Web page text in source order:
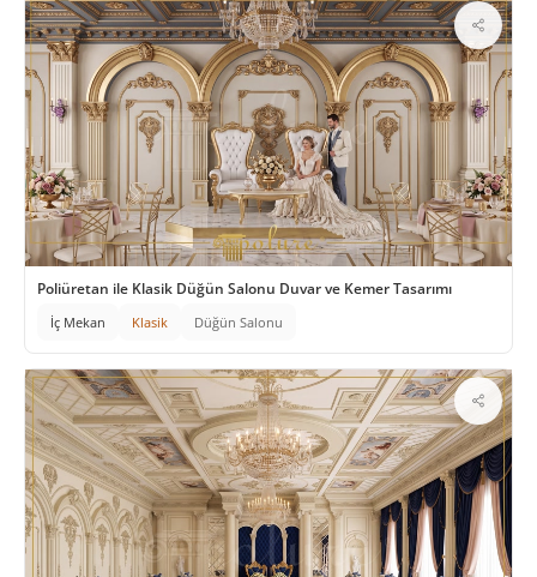
Poliüretan ile Klasik Düğün Salonu Duvar ve Kemer Tasarımı
İç Mekan Klasik Düğün Salonu